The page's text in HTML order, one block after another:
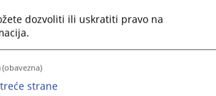
dozvoliti ili uskratiti pravo na
(obavezna)
strane